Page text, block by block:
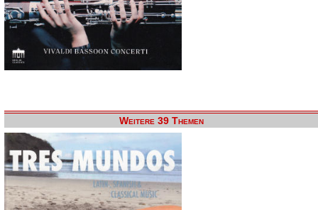
Weitere 39 Themen